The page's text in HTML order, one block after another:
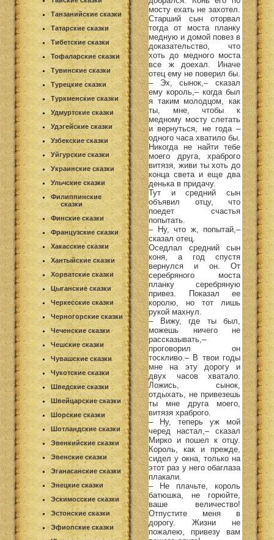
Танзанийские сказки
Татарские сказки
Тибетские сказки
Тофаларские сказки
Тувинские сказки
Турецкие сказки
Туркменские сказки
Удмуртские сказки
Удэгейские сказки
Узбекские сказки
Уйгурские сказки
Украинские сказки
Ульчские сказки
Филиппинские
сказки
Финские сказки
Французские сказки
Хакасские сказки
Хантыйские сказки
Хорватские сказки
Цыганские сказки
Черкесские сказки
Черногорские сказки
Чеченские сказки
Чешские сказки
Чувашские сказки
Чукотские сказки
Шведские сказки
Швейцарские сказки
Шорские сказки
Шотландские сказки
Эвенкийские сказки
Эвенские сказки
Эганасанские сказки
Энецкие сказки
Эскимосские сказки
Эстонские сказки
Эфиопские сказки
мосту ехать не захотел.
Старший сын оторвал
тогда от моста планку
медную и домой повез в
доказательство, что
хоть до медного моста
все ж доехал. Иначе
отец ему не поверил бы.
– Эх, сынок,– сказал
ему король,– когда был
я таким молодцом, как
ты, мне, чтобы к
медному мосту слетать
и вернуться, не года –
одного часа хватило бы.
Никогда не найти тебе
моего друга, храброго
витязя, живи ты хоть до
конца света и еще два
денька в придачу.
Тут и средний сын
объявил отцу, что
поедет счастья
попытать.
– Ну, что ж, попытай,–
сказал отец.
Оседлал средний сын
коня, а год спустя
вернулся и он. От
серебряного моста
планку серебряную
привез. Показал ее
королю, но тот лишь
рукой махнул.
– Вижу, где ты был,
можешь ничего не
рассказывать,–
проговорил он
тоскливо.– В твои годы
мне на эту дорогу и
двух часов хватало.
Ложись, сынок,
отдыхать, не привезешь
ты мне друга моего,
витязя храброго.
– Ну, теперь уж мой
черед настал,– сказал
Мирко и пошел к отцу.
Король, как и прежде,
сидел у окна, только на
этот раз у него обаглаза
плакали.
– Не плачьте, король
батюшка, не горюйте,
ваше величество!
Отпустите меня в
дорогу. Жизни не
пожалею, привезу вам